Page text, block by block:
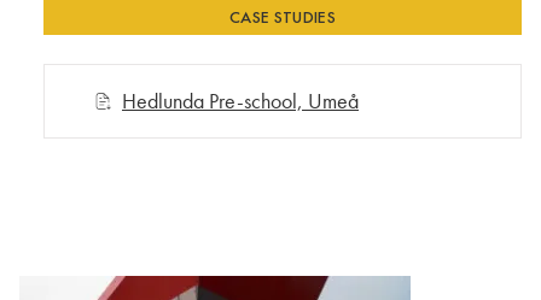
CASE STUDIES
Hedlunda Pre-school, Umeå